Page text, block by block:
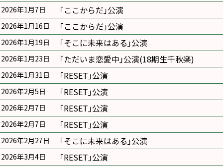
2026年1月7日 ｢ここからだ｣公演
2026年1月16日 ｢ここからだ｣公演
2026年1月19日 ｢そこに未来はある｣公演
2026年1月23日 ｢ただいま恋愛中｣公演(18期生千秋楽)
2026年1月31日 ｢RESET｣公演
2026年2月5日 ｢RESET｣公演
2026年2月7日 ｢RESET｣公演
2026年2月7日 ｢RESET｣公演
2026年2月27日 ｢そこに未来はある｣公演
2026年3月4日 ｢RESET｣公演